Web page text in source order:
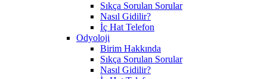
Sıkça Sorulan Sorular
Nasıl Gidilir?
İç Hat Telefon
Odyoloji
Birim Hakkında
Sıkça Sorulan Sorular
Nasıl Gidilir?